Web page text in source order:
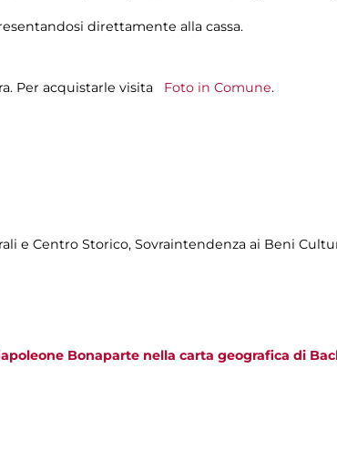
direttamente alla cassa.
Per acquistarle visita Foto in Comune.
e Centro Storico, Sovraintendenza ai Beni
Bonaparte nella carta geografica di